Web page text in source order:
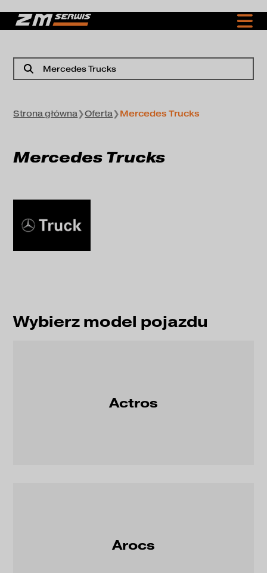
Mercedes Trucks
Strona główna❯Oferta❯Mercedes Trucks
Mercedes Trucks
Wybierz model pojazdu
Actros
Arocs